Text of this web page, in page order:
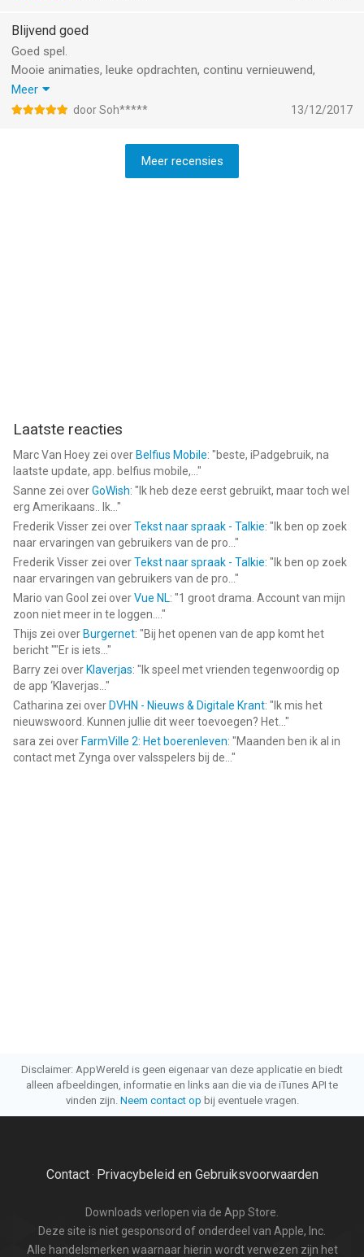
Blijvend goed
Goed spel.
Mooie animaties, leuke opdrachten, continu vernieuwend,
regelmatig updates.
Divers.
Meer
door Soh***** 13/12/2017
Meer recensies
Laatste reacties
Marc Van Hoey zei over Belfius Mobile: "beste, iPadgebruik, na
laatste update, app. belfius mobile,... "
Sanne zei overGoWish: " Ik heb deze eerst gebruikt, maar toch wel
erg Amerikaans.. Ik... "
Frederik Visser zei overTekst naar spraak - Talkie: " Ik ben op zoek
naar ervaringen van gebruikers van de pro... "
Frederik Visser zei overTekst naar spraak - Talkie: " Ik ben op zoek
naar ervaringen van gebruikers van de pro... "
Mario van Gool zei overVue NL: "1 groot drama. Account van mijn
zoon niet meer in te loggen.... "
Thijs zei over Burgernet: "Bij het openen van de app komt het
bericht ""Er is iets... "
Barry zei over Klaverjas: " Ik speel met vrienden tegenwoordig op
de app ‘Klaverjas... "
Catharina zei over DVHN - Nieuws & Digitale Krant: " Ik mis het
nieuwswoord. Kunnen jullie dit weer toevoegen? Het... "
sara zei over FarmVille 2: Het boerenleven: "Maanden ben ik al in
contact met Zynga over valsspelers bij de... "
Disclaimer: AppWereld is geen eigenaar van deze applicatie en biedt
alleen afbeeldingen, informatie en links aan die via de iTunes API te
vinden zijn. Neem contact op bij eventuele vragen.
Contact· Privacybeleid en Gebruiksvoorwaarden
Downloads verlopen via de App Store.
Deze site is niet gesponsord of onderdeel van Apple, Inc.
Alle handelsmerken waarnaar hierin wordt verwezen zijn het